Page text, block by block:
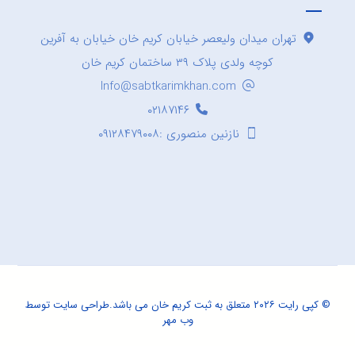
تهران میدان ولیعصر خیابان کریم خان خیابان به آفرین
کوچه ولدی پلاک ۳۹ ساختمان کریم خان
Info@sabtkarimkhan.com
۰۲۱۸۷۱۴۶
نازنین منصوری :۰۹۱۲۸۴۷۹۰۰۸
© کپی رایت ۲۰۲۶ متعلق به ثبت کریم خان می باشد. طراحی سایتتوسط
وب مهر